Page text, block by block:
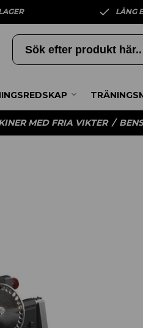
LÅNG
MED FRIA VIKTER /